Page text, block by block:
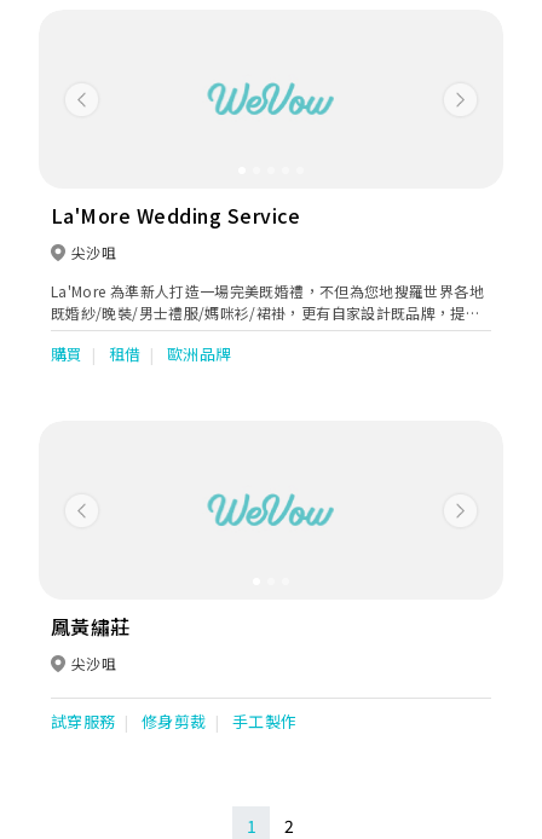
Previous Next
La'More Wedding Service
尖沙咀
La'More 為準新人打造一場完美既婚禮，不但為您地搜羅世界各地
既婚紗/晚裝/男士禮服/媽咪衫/裙褂，更有自家設計既品牌，提供
高品質既保證，讓您搵到心目中既the one。另外更提供專業化妝
和攝影。
購買 租借 歐洲品牌
Previous Next
鳳黃繡莊
尖沙咀
試穿服務 修身剪裁 手工製作
1 2